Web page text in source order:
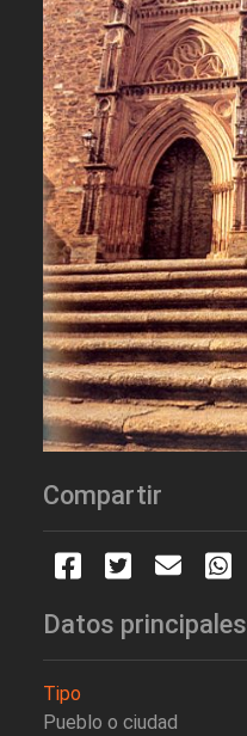
Compartir
Datos principales
Tipo
Pueblo o ciudad